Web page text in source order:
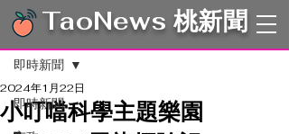
TaoNews 桃新聞
文章
即時新聞
即時新聞
小叮噹科學主題樂園
2024年1月22日